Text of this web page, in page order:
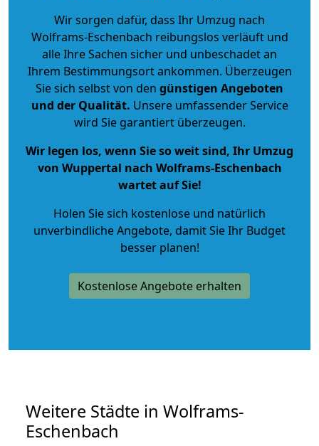
Wir sorgen dafür, dass Ihr Umzug nach
Wolframs-Eschenbach reibungslos verläuft und
alle Ihre Sachen sicher und unbeschadet an
Ihrem Bestimmungsort ankommen. Überzeugen
Sie sich selbst von den günstigen Angeboten
und der Qualität. Unsere umfassender Service
wird Sie garantiert überzeugen.
Wir legen los, wenn Sie so weit sind, Ihr Umzug
von Wuppertal nach Wolframs-Eschenbach
wartet auf Sie!
Holen Sie sich kostenlose und natürlich
unverbindliche Angebote, damit Sie Ihr Budget
besser planen!
Kostenlose Angebote erhalten
Weitere Städte in Wolframs-
Eschenbach